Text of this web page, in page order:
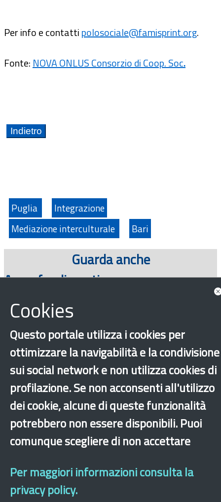
Per info e contattipolosociale@famisprint.org.
Fonte: NOVA ONLUS Consorzio di Coop. Soc.
Puglia
Integrazione
Mediazione interculturale
Bari
Guarda anche
Approfondimenti
×
Cookies
Questo portale utilizza i cookies per
ottimizzare la navigabilità e la condivisione
sui social network e non utilizza cookies di
profilazione. Se non acconsenti all'utilizzo
dei cookie, alcune di queste funzionalità
potrebbero non essere disponibili. Puoi
comunque scegliere di non accettare
Per maggiori informazioni consulta la
privacy policy.
Dichiarazione di accessibilità Mappa del sito Legal & Privacy
Contatti